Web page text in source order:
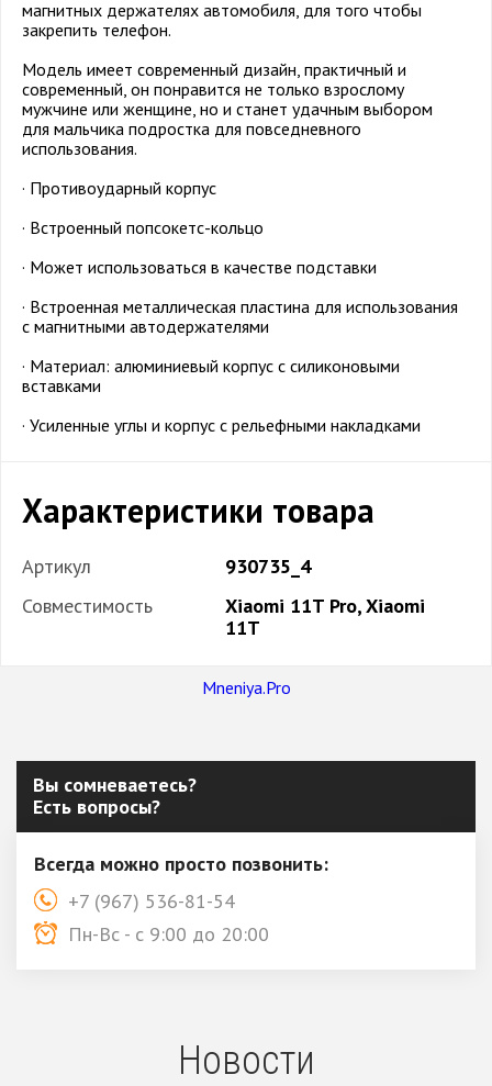
магнитных держателях автомобиля, для того чтобы
закрепить телефон.
Модель имеет современный дизайн, практичный и
современный, он понравится не только взрослому
мужчине или женщине, но и станет удачным выбором
для мальчика подростка для повседневного
использования.
· Противоударный корпус
· Встроенный попсокетс-кольцо
· Может использоваться в качестве подставки
· Встроенная металлическая пластина для использования
с магнитными автодержателями
· Материал: алюминиевый корпус с силиконовыми
вставками
· Усиленные углы и корпус с рельефными накладками
Характеристики товара
Артикул
930735_4
Совместимость
Xiaomi 11T Pro, Xiaomi
11T
Mneniya.Pro
Вы сомневаетесь?
Есть вопросы?
Всегда можно просто позвонить:
+7 (967) 536-81-54
Пн-Вс - с 9:00 до 20:00
Новости